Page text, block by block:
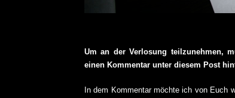
Um an der Verlosung teilzunehmen,
einen Kommentar unter diesem Post
In dem Kommentar möchte ich von Euch